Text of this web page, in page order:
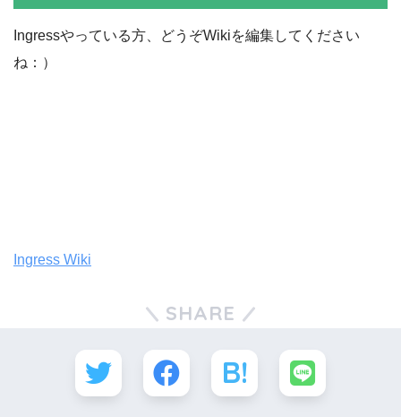
Ingressやっている方、どうぞWikiを編集してください
ね：）
Ingress Wiki
SHARE